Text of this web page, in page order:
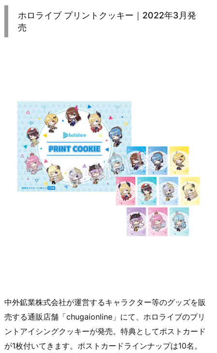
ホロライブ プリントクッキー｜2022年3月発
売
中外鉱業株式会社が運営するキャラクター等のグッズを販
売する通販店舗「chugaionline」にて、ホロライブのプリ
ントアイシングクッキーが発売。特典としてポストカード
が1枚付いてきます。ポストカードラインナップは10名。